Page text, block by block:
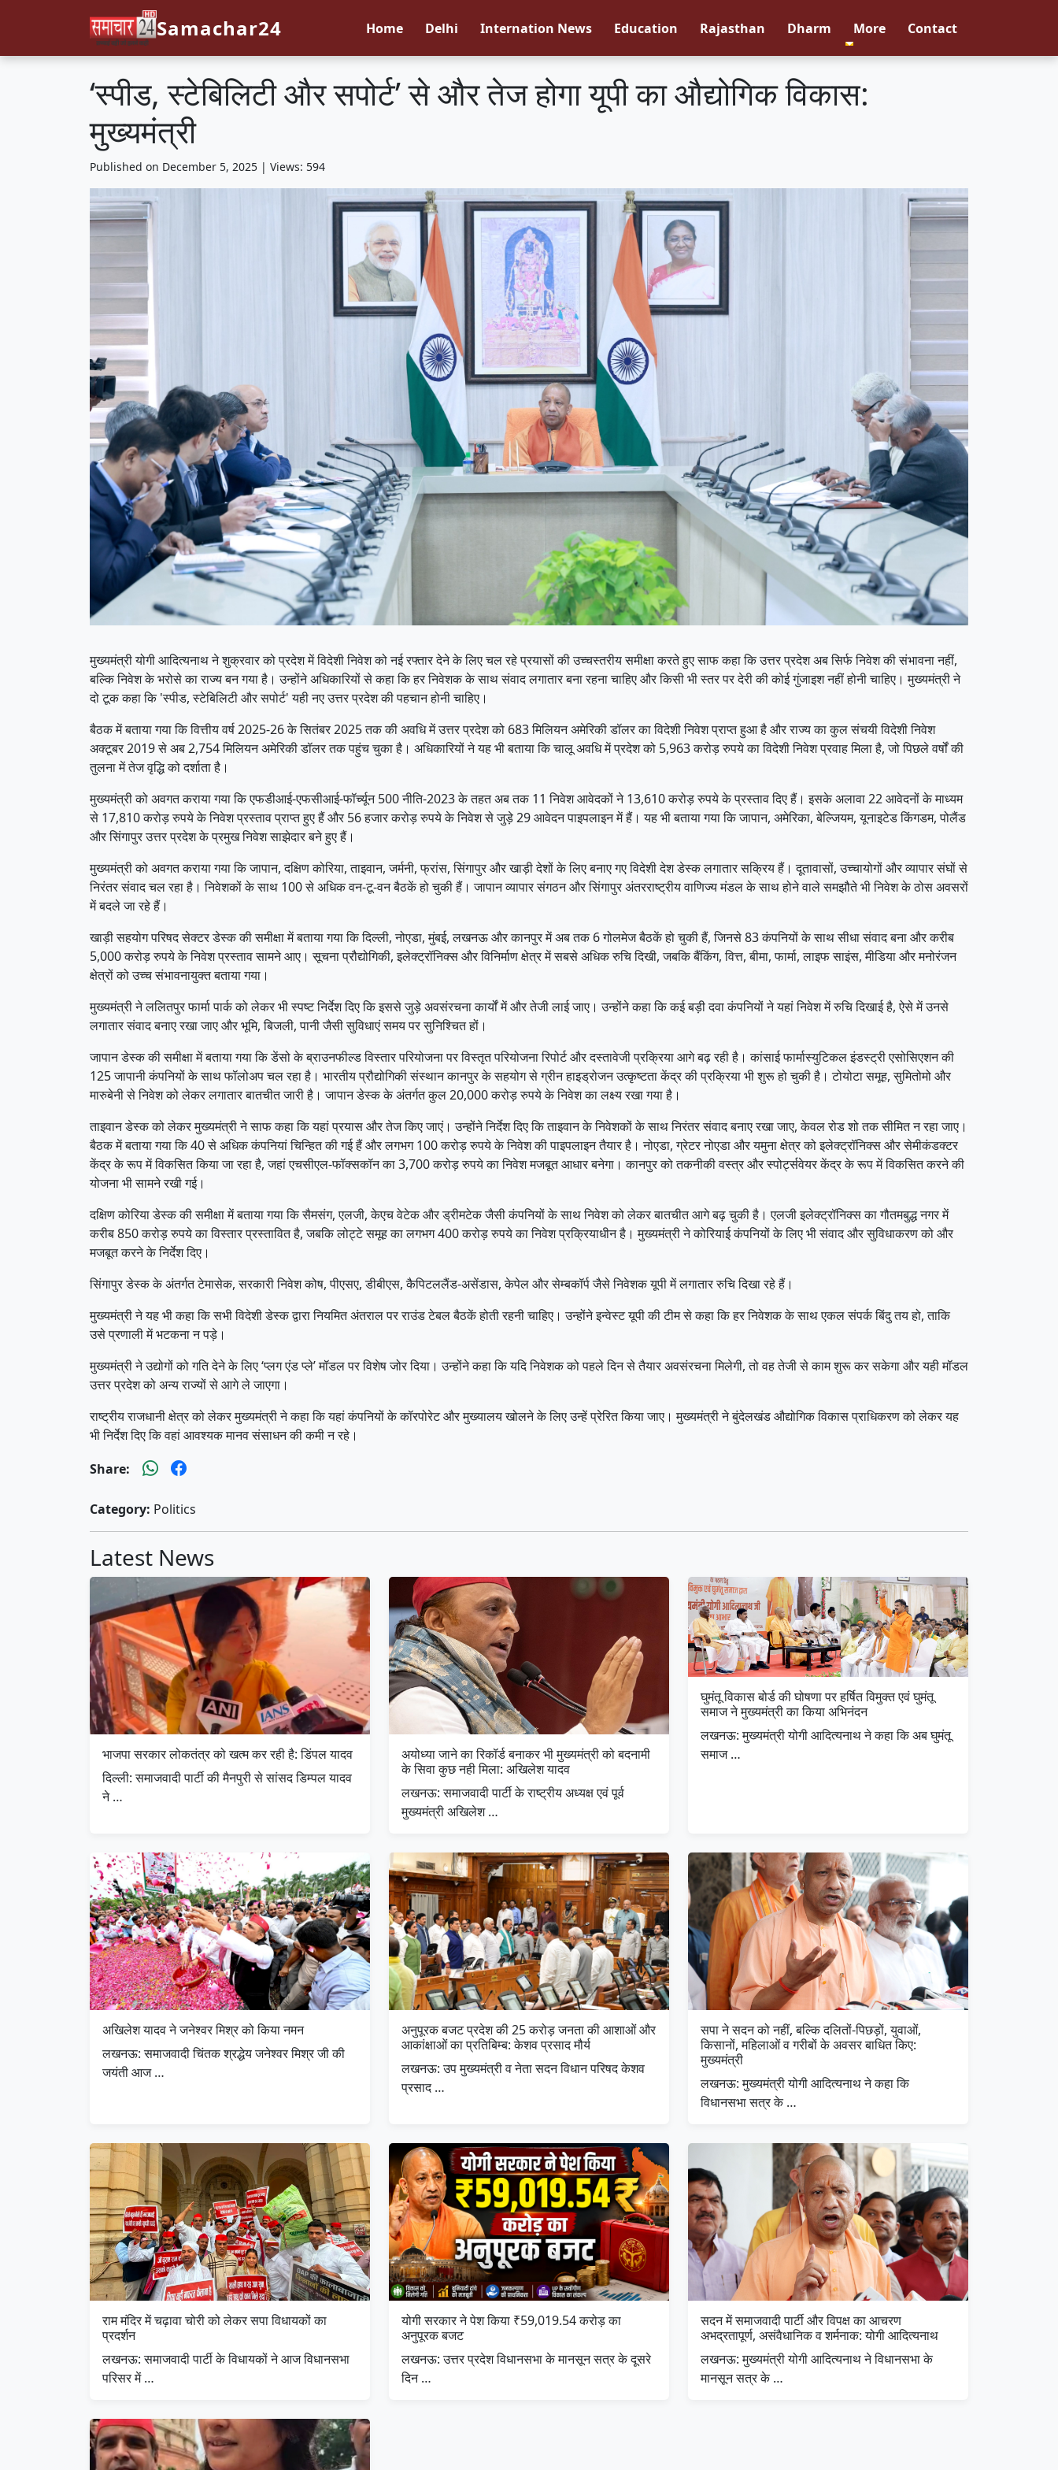
Samachar24 Home Delhi Internation News Education Rajasthan Dharm More Contact
‘स्पीड, स्टेबिलिटी और सपोर्ट’ से और तेज होगा यूपी का औद्योगिक विकास:
मुख्यमंत्री
Published on December 5, 2025 | Views: 594
मुख्यमंत्री योगी आदित्यनाथ ने शुक्रवार को प्रदेश में विदेशी निवेश को नई रफ्तार देने के लिए चल रहे प्रयासों की उच्चस्तरीय समीक्षा करते हुए साफ कहा कि उत्तर प्रदेश अब सिर्फ निवेश की संभावना नहीं,
बल्कि निवेश के भरोसे का राज्य बन गया है। उन्होंने अधिकारियों से कहा कि हर निवेशक के साथ संवाद लगातार बना रहना चाहिए और किसी भी स्तर पर देरी की कोई गुंजाइश नहीं होनी चाहिए। मुख्यमंत्री ने
दो टूक कहा कि 'स्पीड, स्टेबिलिटी और सपोर्ट' यही नए उत्तर प्रदेश की पहचान होनी चाहिए।
बैठक में बताया गया कि वित्तीय वर्ष 2025-26 के सितंबर 2025 तक की अवधि में उत्तर प्रदेश को 683 मिलियन अमेरिकी डॉलर का विदेशी निवेश प्राप्त हुआ है और राज्य का कुल संचयी विदेशी निवेश
अक्टूबर 2019 से अब 2,754 मिलियन अमेरिकी डॉलर तक पहुंच चुका है। अधिकारियों ने यह भी बताया कि चालू अवधि में प्रदेश को 5,963 करोड़ रुपये का विदेशी निवेश प्रवाह मिला है, जो पिछले वर्षों की
तुलना में तेज वृद्धि को दर्शाता है।
मुख्यमंत्री को अवगत कराया गया कि एफडीआई-एफसीआई-फॉर्च्यून 500 नीति-2023 के तहत अब तक 11 निवेश आवेदकों ने 13,610 करोड़ रुपये के प्रस्ताव दिए हैं। इसके अलावा 22 आवेदनों के माध्यम
से 17,810 करोड़ रुपये के निवेश प्रस्ताव प्राप्त हुए हैं और 56 हजार करोड़ रुपये के निवेश से जुड़े 29 आवेदन पाइपलाइन में हैं। यह भी बताया गया कि जापान, अमेरिका, बेल्जियम, यूनाइटेड किंगडम, पोलैंड
और सिंगापुर उत्तर प्रदेश के प्रमुख निवेश साझेदार बने हुए हैं।
मुख्यमंत्री को अवगत कराया गया कि जापान, दक्षिण कोरिया, ताइवान, जर्मनी, फ्रांस, सिंगापुर और खाड़ी देशों के लिए बनाए गए विदेशी देश डेस्क लगातार सक्रिय हैं। दूतावासों, उच्चायोगों और व्यापार संघों से
निरंतर संवाद चल रहा है। निवेशकों के साथ 100 से अधिक वन-टू-वन बैठकें हो चुकी हैं। जापान व्यापार संगठन और सिंगापुर अंतरराष्ट्रीय वाणिज्य मंडल के साथ होने वाले समझौते भी निवेश के ठोस अवसरों
में बदले जा रहे हैं।
खाड़ी सहयोग परिषद सेक्टर डेस्क की समीक्षा में बताया गया कि दिल्ली, नोएडा, मुंबई, लखनऊ और कानपुर में अब तक 6 गोलमेज बैठकें हो चुकी हैं, जिनसे 83 कंपनियों के साथ सीधा संवाद बना और करीब
5,000 करोड़ रुपये के निवेश प्रस्ताव सामने आए। सूचना प्रौद्योगिकी, इलेक्ट्रॉनिक्स और विनिर्माण क्षेत्र में सबसे अधिक रुचि दिखी, जबकि बैंकिंग, वित्त, बीमा, फार्मा, लाइफ साइंस, मीडिया और मनोरंजन
क्षेत्रों को उच्च संभावनायुक्त बताया गया।
मुख्यमंत्री ने ललितपुर फार्मा पार्क को लेकर भी स्पष्ट निर्देश दिए कि इससे जुड़े अवसंरचना कार्यों में और तेजी लाई जाए। उन्होंने कहा कि कई बड़ी दवा कंपनियों ने यहां निवेश में रुचि दिखाई है, ऐसे में उनसे
लगातार संवाद बनाए रखा जाए और भूमि, बिजली, पानी जैसी सुविधाएं समय पर सुनिश्चित हों।
जापान डेस्क की समीक्षा में बताया गया कि डेंसो के ब्राउनफील्ड विस्तार परियोजना पर विस्तृत परियोजना रिपोर्ट और दस्तावेजी प्रक्रिया आगे बढ़ रही है। कांसाई फार्मास्युटिकल इंडस्ट्री एसोसिएशन की
125 जापानी कंपनियों के साथ फॉलोअप चल रहा है। भारतीय प्रौद्योगिकी संस्थान कानपुर के सहयोग से ग्रीन हाइड्रोजन उत्कृष्टता केंद्र की प्रक्रिया भी शुरू हो चुकी है। टोयोटा समूह, सुमितोमो और
मारुबेनी से निवेश को लेकर लगातार बातचीत जारी है। जापान डेस्क के अंतर्गत कुल 20,000 करोड़ रुपये के निवेश का लक्ष्य रखा गया है।
ताइवान डेस्क को लेकर मुख्यमंत्री ने साफ कहा कि यहां प्रयास और तेज किए जाएं। उन्होंने निर्देश दिए कि ताइवान के निवेशकों के साथ निरंतर संवाद बनाए रखा जाए, केवल रोड शो तक सीमित न रहा जाए।
बैठक में बताया गया कि 40 से अधिक कंपनियां चिन्हित की गई हैं और लगभग 100 करोड़ रुपये के निवेश की पाइपलाइन तैयार है। नोएडा, ग्रेटर नोएडा और यमुना क्षेत्र को इलेक्ट्रॉनिक्स और सेमीकंडक्टर
केंद्र के रूप में विकसित किया जा रहा है, जहां एचसीएल-फॉक्सकॉन का 3,700 करोड़ रुपये का निवेश मजबूत आधार बनेगा। कानपुर को तकनीकी वस्त्र और स्पोर्ट्सवेयर केंद्र के रूप में विकसित करने की
योजना भी सामने रखी गई।
दक्षिण कोरिया डेस्क की समीक्षा में बताया गया कि सैमसंग, एलजी, केएच वेटेक और ड्रीमटेक जैसी कंपनियों के साथ निवेश को लेकर बातचीत आगे बढ़ चुकी है। एलजी इलेक्ट्रॉनिक्स का गौतमबुद्ध नगर में
करीब 850 करोड़ रुपये का विस्तार प्रस्तावित है, जबकि लोट्टे समूह का लगभग 400 करोड़ रुपये का निवेश प्रक्रियाधीन है। मुख्यमंत्री ने कोरियाई कंपनियों के लिए भी संवाद और सुविधाकरण को और
मजबूत करने के निर्देश दिए।
सिंगापुर डेस्क के अंतर्गत टेमासेक, सरकारी निवेश कोष, पीएसए, डीबीएस, कैपिटललैंड-असेंडास, केपेल और सेम्बकॉर्प जैसे निवेशक यूपी में लगातार रुचि दिखा रहे हैं।
मुख्यमंत्री ने यह भी कहा कि सभी विदेशी डेस्क द्वारा नियमित अंतराल पर राउंड टेबल बैठकें होती रहनी चाहिए। उन्होंने इन्वेस्ट यूपी की टीम से कहा कि हर निवेशक के साथ एकल संपर्क बिंदु तय हो, ताकि
उसे प्रणाली में भटकना न पड़े।
मुख्यमंत्री ने उद्योगों को गति देने के लिए ‘प्लग एंड प्ले’ मॉडल पर विशेष जोर दिया। उन्होंने कहा कि यदि निवेशक को पहले दिन से तैयार अवसंरचना मिलेगी, तो वह तेजी से काम शुरू कर सकेगा और यही मॉडल
उत्तर प्रदेश को अन्य राज्यों से आगे ले जाएगा।
राष्ट्रीय राजधानी क्षेत्र को लेकर मुख्यमंत्री ने कहा कि यहां कंपनियों के कॉरपोरेट और मुख्यालय खोलने के लिए उन्हें प्रेरित किया जाए। मुख्यमंत्री ने बुंदेलखंड औद्योगिक विकास प्राधिकरण को लेकर यह
भी निर्देश दिए कि वहां आवश्यक मानव संसाधन की कमी न रहे।
Share:
Category: Politics
Latest News
भाजपा सरकार लोकतंत्र को खत्म कर रही है: डिंपल यादव
दिल्ली: समाजवादी पार्टी की मैनपुरी से सांसद डिम्पल यादव
ने …
अयोध्या जाने का रिकॉर्ड बनाकर भी मुख्यमंत्री को बदनामी
के सिवा कुछ नही मिला: अखिलेश यादव
लखनऊ: समाजवादी पार्टी के राष्ट्रीय अध्यक्ष एवं पूर्व
मुख्यमंत्री अखिलेश …
घुमंतू विकास बोर्ड की घोषणा पर हर्षित विमुक्त एवं घुमंतू
समाज ने मुख्यमंत्री का किया अभिनंदन
लखनऊ: मुख्यमंत्री योगी आदित्यनाथ ने कहा कि अब घुमंतू
समाज …
अखिलेश यादव ने जनेश्वर मिश्र को किया नमन
लखनऊ: समाजवादी चिंतक श्रद्धेय जनेश्वर मिश्र जी की
जयंती आज …
अनुपूरक बजट प्रदेश की 25 करोड़ जनता की आशाओं और
आकांक्षाओं का प्रतिबिम्ब: केशव प्रसाद मौर्य
लखनऊ: उप मुख्यमंत्री व नेता सदन विधान परिषद केशव
प्रसाद …
सपा ने सदन को नहीं, बल्कि दलितों-पिछड़ों, युवाओं,
किसानों, महिलाओं व गरीबों के अवसर बाधित किए:
मुख्यमंत्री
लखनऊ: मुख्यमंत्री योगी आदित्यनाथ ने कहा कि
विधानसभा सत्र के …
राम मंदिर में चढ़ावा चोरी को लेकर सपा विधायकों का
प्रदर्शन
लखनऊ: समाजवादी पार्टी के विधायकों ने आज विधानसभा
परिसर में …
योगी सरकार ने पेश किया ₹59,019.54 करोड़ का
अनुपूरक बजट
लखनऊ: उत्तर प्रदेश विधानसभा के मानसून सत्र के दूसरे
दिन …
सदन में समाजवादी पार्टी और विपक्ष का आचरण
अभद्रतापूर्ण, असंवैधानिक व शर्मनाक: योगी आदित्यनाथ
लखनऊ: मुख्यमंत्री योगी आदित्यनाथ ने विधानसभा के
मानसून सत्र के …